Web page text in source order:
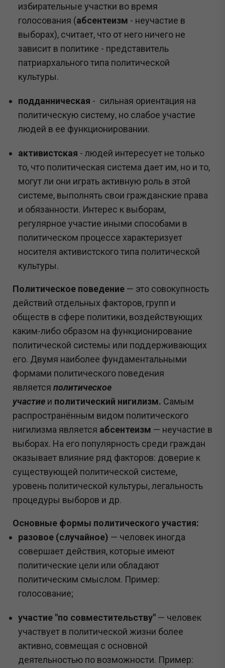
избирательные участки во время
голосования (абсентеизм - неучастие в
выборах), считает, что от него ничего не
зависит в политике - представитель
патриархального типа политической
культуры.
подданническая - сильная ориентация на
политическую систему, но слабое участие
людей в ее функционировании.
активистская - людей интересует не только
то, что политическая система дает им, но и то,
могут ли они играть активную роль в этой
системе, выполнять свои гражданские права
и обязанности. Интерес к выборам,
регулярное участие иными способами в
политическом процессе характеризует
носителя активистского типа политической
культуры.
Политическое поведение — это совокупность
действий отдельных факторов, групп и
обществ в сфере политики, воздействующих
каким-либо образом на функционирование
политической системы или поддерживающих
его. Двумя наиболее фундаментальными
формами политического поведения
является политическое
участие и политический нигилизм. Самым
распространённым видом политического
нигилизма является абсентеизм — неучастие в
выборах. На его популярность среди граждан
оказывает влияние ряд факторов: доверие к
существующей политической системе,
уровень политической культуры, легальность
процедуры выборов и др.
Основные формы политического участия:
разовое (случайное) — человек иногда
совершает действия, которые имеют
политические цели или обладают
политическим смыслом. Пример:
голосование;
участие "по совместительству" — человек
участвует в политической жизни более
активно, совмещая с основной
деятельностью по возможности. Пример: